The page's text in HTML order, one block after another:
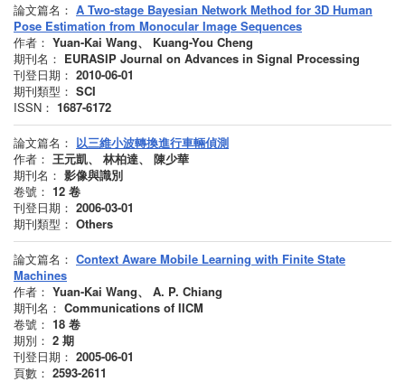
論文篇名： A Two-stage Bayesian Network Method for 3D Human
Pose Estimation from Monocular Image Sequences
作者： Yuan-Kai Wang、 Kuang-You Cheng
期刊名： EURASIP Journal on Advances in Signal Processing
刊登日期： 2010-06-01
期刊類型： SCI
ISSN： 1687-6172
論文篇名： 以三維小波轉換進行車輛偵測
作者： 王元凱、 林柏達、 陳少華
期刊名： 影像與識別
卷號： 12 卷
刊登日期： 2006-03-01
期刊類型： Others
論文篇名： Context Aware Mobile Learning with Finite State
Machines
作者： Yuan-Kai Wang、 A. P. Chiang
期刊名： Communications of IICM
卷號： 18 卷
期別： 2 期
刊登日期： 2005-06-01
頁數： 2593-2611